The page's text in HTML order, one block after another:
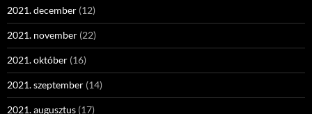
2021. december (12)
2021. november (22)
2021. október (16)
2021. szeptember (14)
2021. augusztus (17)